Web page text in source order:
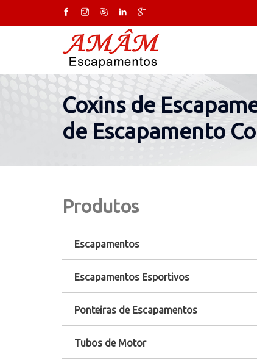
Coxins de
de Escapamento
Produtos
Escapamentos
Escapamentos Esportivos
Ponteiras de Escapamentos
Tubos de Motor